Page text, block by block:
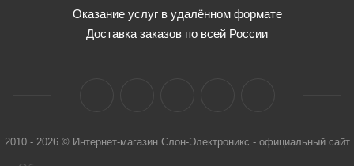
Оказание услуг в удалённом формате
Доставка заказов по всей России
2010 - 2026 © Интернет-магазин Слон-Электроникс - официальный сайт